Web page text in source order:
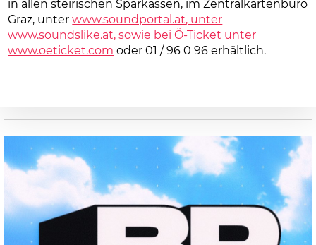
in allen steirischen Sparkassen, im Zentralkartenbüro
Graz, unterwww.soundportal.at, unter
www.soundslike.at, sowie bei Ö-Ticket unter
www.oeticket.com oder 01 / 96 0 96 erhältlich.